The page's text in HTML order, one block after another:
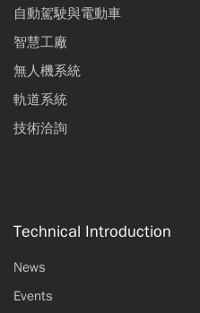
自動駕駛與電動車
智慧工廠
無人機系統
軌道系統
技術洽詢
Technical Introduction
News
Events